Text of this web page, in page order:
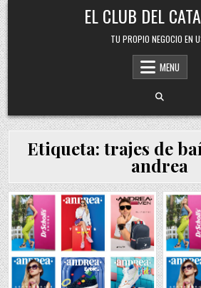
Skip
to
content
EL CLUB DEL
TU PROPIO NEGOCIO EN
MENU
Etiqueta: trajes de
andrea
Posted
in
in